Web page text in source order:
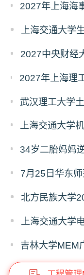
上海交通大学